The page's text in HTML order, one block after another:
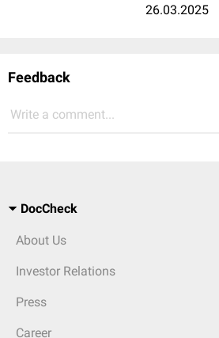
26.03.2025
Feedback
Write a comment...
DocCheck
About Us
Investor Relations
Press
Career